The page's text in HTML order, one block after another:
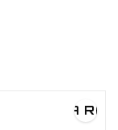
VISTA